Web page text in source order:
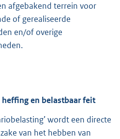
afgebakend terrein voor
of gerealiseerde
en/of overige
heffing en belastbaar feit
wordt een directe
van het hebben van